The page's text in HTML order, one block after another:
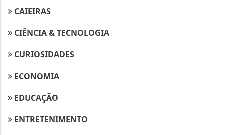
CAIEIRAS
CIÊNCIA & TECNOLOGIA
CURIOSIDADES
ECONOMIA
EDUCAÇÃO
ENTRETENIMENTO